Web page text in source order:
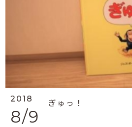
2018
8/9
ぎゅっ！